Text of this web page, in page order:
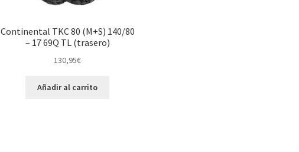
Continental TKC 80 (M+S) 140/80
– 17 69Q TL (trasero)
130,95€
Añadir al carrito